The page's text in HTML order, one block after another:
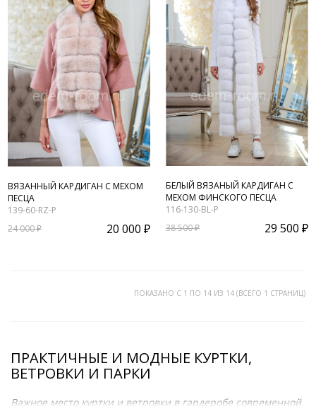
ВЯЗАННЫЙ КАРДИГАН С МЕХОМ
ПЕСЦА
139-60-RZ-P
24 000 ₽
20 000 ₽
БЕЛЫЙ ВЯЗАНЫЙ КАРДИГАН С
МЕХОМ ФИНСКОГО ПЕСЦА
116-130-BL-P
38 500 ₽
29 500 ₽
ПОКАЗАНО С 1 ПО 14 ИЗ 14 (ВСЕГО 1 СТРАНИЦ)
ПРАКТИЧНЫЕ И МОДНЫЕ КУРТКИ,
ВЕТРОВКИ И ПАРКИ
Важное место куртки и ветровки в гардеробе современной